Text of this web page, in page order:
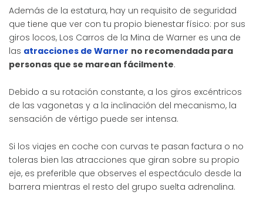
Además de la estatura, hay un requisito de seguridad
que tiene que ver con tu propio bienestar físico: por sus
giros locos, Los Carros de la Mina de Warner es una de
las atracciones de Warner no recomendada para
personas que se marean fácilmente.
Debido a su rotación constante, a los giros excéntricos
de las vagonetas y a la inclinación del mecanismo, la
sensación de vértigo puede ser intensa.
Si los viajes en coche con curvas te pasan factura o no
toleras bien las atracciones que giran sobre su propio
eje, es preferible que observes el espectáculo desde la
barrera mientras el resto del grupo suelta adrenalina.